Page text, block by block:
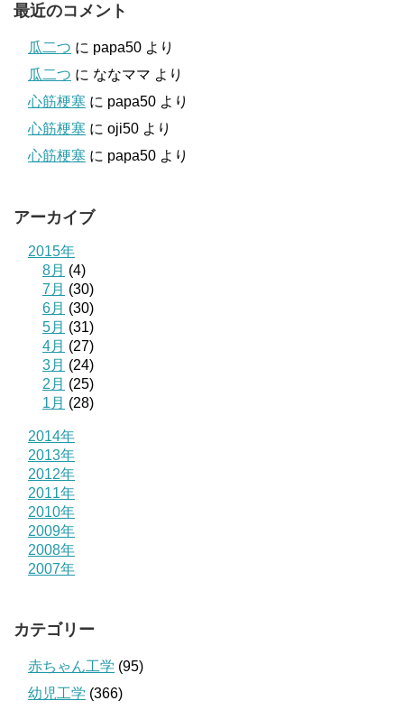
最近のコメント
瓜二つ に papa50 より
瓜二つ に ななママ より
心筋梗塞 に papa50 より
心筋梗塞 に oji50 より
心筋梗塞 に papa50 より
アーカイブ
2015年
8月 (4)
7月 (30)
6月 (30)
5月 (31)
4月 (27)
3月 (24)
2月 (25)
1月 (28)
2014年
2013年
2012年
2011年
2010年
2009年
2008年
2007年
カテゴリー
赤ちゃん工学 (95)
幼児工学 (366)